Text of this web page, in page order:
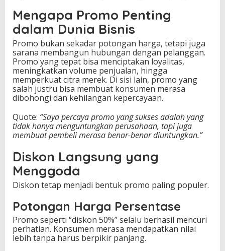
Mengapa Promo Penting
dalam Dunia Bisnis
Promo bukan sekadar potongan harga, tetapi juga
sarana membangun hubungan dengan pelanggan.
Promo yang tepat bisa menciptakan loyalitas,
meningkatkan volume penjualan, hingga
memperkuat citra merek. Di sisi lain, promo yang
salah justru bisa membuat konsumen merasa
dibohongi dan kehilangan kepercayaan.
Quote: “Saya percaya promo yang sukses adalah yang
tidak hanya menguntungkan perusahaan, tapi juga
membuat pembeli merasa benar-benar diuntungkan.”
Diskon Langsung yang
Menggoda
Diskon tetap menjadi bentuk promo paling populer.
Potongan Harga Persentase
Promo seperti “diskon 50%” selalu berhasil mencuri
perhatian. Konsumen merasa mendapatkan nilai
lebih tanpa harus berpikir panjang.